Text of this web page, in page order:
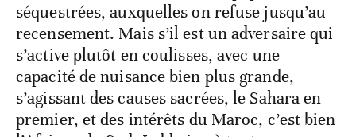
séquestrées, auxquelles on refuse jusqu’au
recensement. Mais s’il est un adversaire qui
s’active plutôt en coulisses, avec une
capacité de nuisance bien plus grande,
s’agissant des causes sacrées, le Sahara en
premier, et des intérêts du Maroc, c’est bien